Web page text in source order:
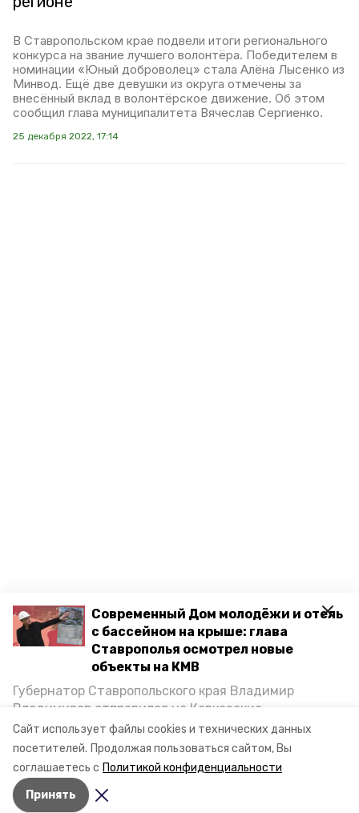
Сайт использует файлы cookies и технических данных
посетителей. Продолжая пользоваться сайтом, Вы
соглашаетесь с Политикой конфиденциальности
Принять
Современный Дом молодёжи и отель
с бассейном на крыше: глава
Ставрополья осмотрел новые
объекты на КМВ
Губернатор Ставропольского края Владимир
Владимиров отправился на Кавказские
Минеральные Воды, чтобы проинспектировать
строительство объектов в Кисловодске и
Минводах, а также выслушать предложения о
постройке новых точек притяжения для местных
жителей. Подробнее — в материале «Победы26».
В Ставропольском крае подвели итоги регионального
конкурса на звание лучшего волонтёра. Победителем в
номинации «Юный доброволец» стала Алёна Лысенко из
Минвод. Ещё две девушки из округа отмечены за
внесённый вклад в волонтёрское движение. Об этом
сообщил глава муниципалитета Вячеслав Сергиенко.
25 декабря 2022, 17:14